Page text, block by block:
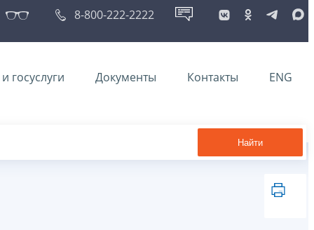
8-800-222-2222
госуслуги Документы Контакты ENG
Найти